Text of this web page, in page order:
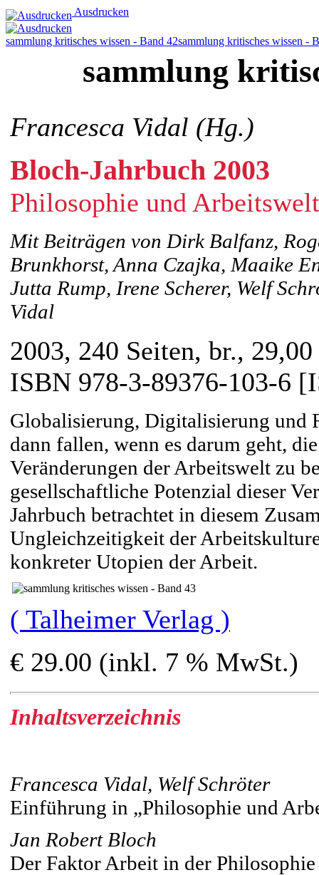
Ausdrucken
sammlung kritisches wissen - Band 42sammlung kritisches wissen -
sammlung
Francesca Vidal (Hg.)
Bloch-Jahrbuch 2003
Philosophie und Arbeitswelt
Mit Beiträgen von Dirk Balfanz,
Brunkhorst, Anna Czajka, Maaike
Jutta Rump, Irene Scherer, Welf
Vidal
2003, 240 Seiten, br., 29,00
ISBN 978-3-89376-103-6
Globalisierung, Digitalisierung und
dann fallen, wenn es darum geht,
Veränderungen der Arbeitswelt zu
gesellschaftliche Potenzial dieser
Jahrbuch betrachtet in diesem
Ungleichzeitigkeit der
konkreter Utopien der Arbeit.
( Talheimer Verlag )
€ 29.00 (inkl. 7 % MwSt.)
Inhaltsverzeichnis
Francesca Vidal, Welf Schröter
Einführung in „Philosophie und
Jan Robert Bloch
Der Faktor Arbeit in der